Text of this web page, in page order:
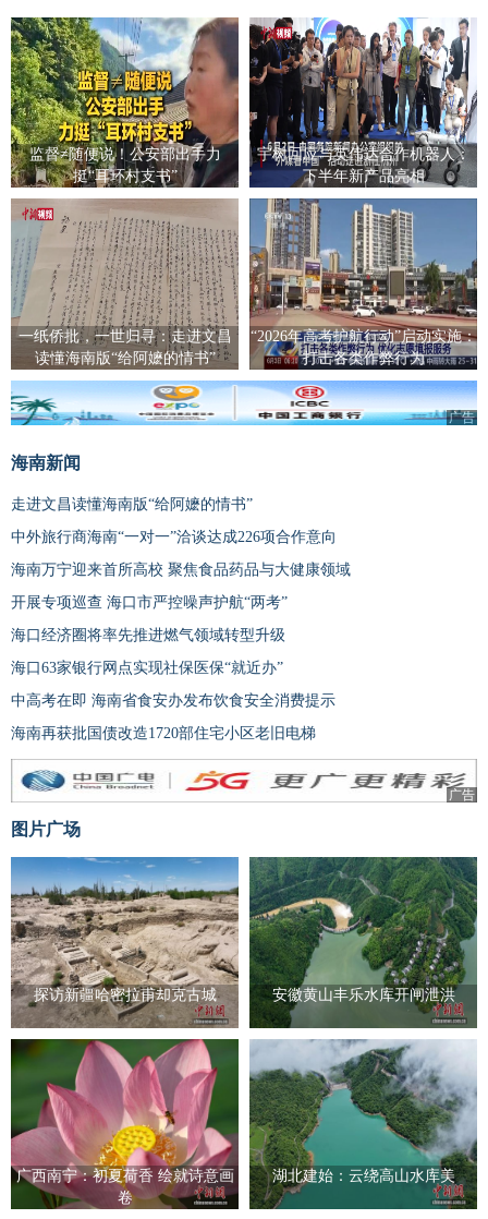
监督≠随便说！公安部出手力
挺“耳环村支书”
宇树回应与英伟达合作机器人：
下半年新产品亮相
一纸侨批，一世归寻：走进文昌
读懂海南版“给阿嬷的情书”
“2026年高考护航行动”启动实施：
打击各类作弊行为
广告
海南新闻
走进文昌读懂海南版“给阿嬷的情书”
中外旅行商海南“一对一”洽谈达成226项合作意向
海南万宁迎来首所高校 聚焦食品药品与大健康领域
开展专项巡查 海口市严控噪声护航“两考”
海口经济圈将率先推进燃气领域转型升级
海口63家银行网点实现社保医保“就近办”
中高考在即 海南省食安办发布饮食安全消费提示
海南再获批国债改造1720部住宅小区老旧电梯
广告
图片广场
探访新疆哈密拉甫却克古城 安徽黄山丰乐水库开闸泄洪
广西南宁：初夏荷香 绘就诗意画
卷
湖北建始：云绕高山水库美